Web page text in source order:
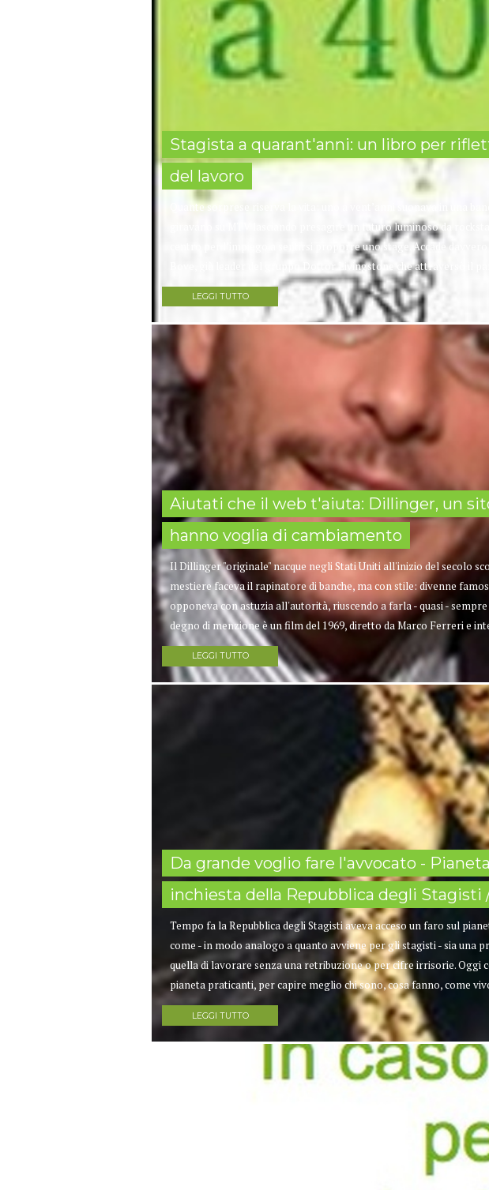
Stagista a quarant'anni: un libro per
del lavoro
Quante sorprese riserva la vita: uno a vent’anni suonava in una
giravano su MTV lasciando presagire un futuro luminoso da
centro per l’impiego a sentirsi proporre uno stage. Accade
Bove, già leader del gruppo Dottor Livingstone che attraversò il
LEGGI TUTTO
Aiutati che il web t'aiuta: Dillinger, un
hanno voglia di cambiamento
Il Dillinger "originale" nacque negli Stati Uniti all'inizio del secolo
mestiere faceva il rapinatore di banche, ma con stile: divenne
opponeva con astuzia all'autorità, riuscendo a farla - quasi -
degno di menzione è un film del 1969, diretto da Marco Ferreri e
LEGGI TUTTO
Da grande voglio fare l'avvocato -
inchiesta della Repubblica degli
Tempo fa la Repubblica degli Stagisti aveva acceso un faro sul
come - in modo analogo a quanto avviene per gli stagisti - sia una
quella di lavorare senza una retribuzione o per cifre irrisorie. Oggi
pianeta praticanti, per capire meglio chi sono, cosa fanno, come
LEGGI TUTTO